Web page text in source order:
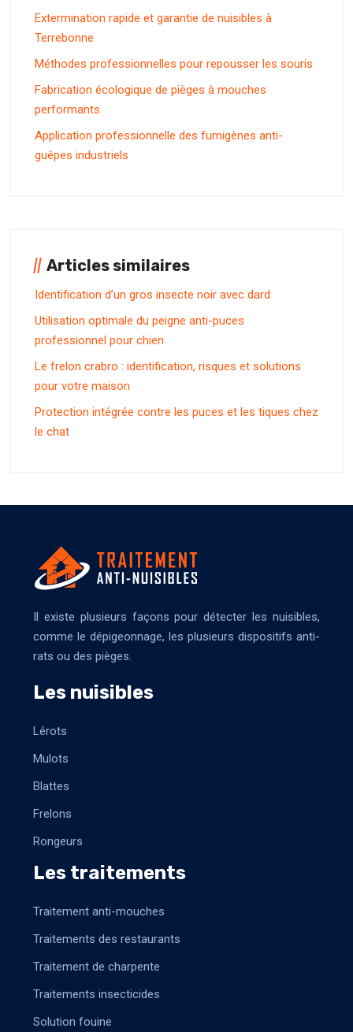
Extermination rapide et garantie de nuisibles à
Terrebonne
Méthodes professionnelles pour repousser les souris
Fabrication écologique de pièges à mouches
performants
Application professionnelle des fumigènes anti-
guêpes industriels
Articles similaires
Identification d’un gros insecte noir avec dard
Utilisation optimale du peigne anti-puces
professionnel pour chien
Le frelon crabro : identification, risques et solutions
pour votre maison
Protection intégrée contre les puces et les tiques chez
le chat
Il existe plusieurs façons pour détecter les nuisibles,
comme le dépigeonnage, les plusieurs dispositifs anti-
rats ou des pièges.
Les nuisibles
Lérots
Mulots
Blattes
Frelons
Rongeurs
Les traitements
Traitement anti-mouches
Traitements des restaurants
Traitement de charpente
Traitements insecticides
Solution fouine